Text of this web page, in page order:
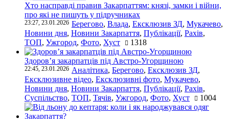
Хто насправді правив Закарпаттям: князі, замки і війни,
про які не пишуть у підручниках
23:27, 23.01.2026 Берегово, Влада, Ексклюзив ЗД, Мукачево,
Новини дня, Новини Закарпаття, Публікації, Рахів,
ТОП, Ужгород, Фото, Хуст 1318
Здоров’я закарпатців під Австро-Угорщиною
22:45, 23.01.2026 Аналітика, Берегово, Ексклюзив ЗД,
Ексклюзивне відео, Ексклюзивні фото, Мукачево,
Новини дня, Новини Закарпаття, Публікації, Рахів,
Суспільство, ТОП, Тячів, Ужгород, Фото, Хуст 1004